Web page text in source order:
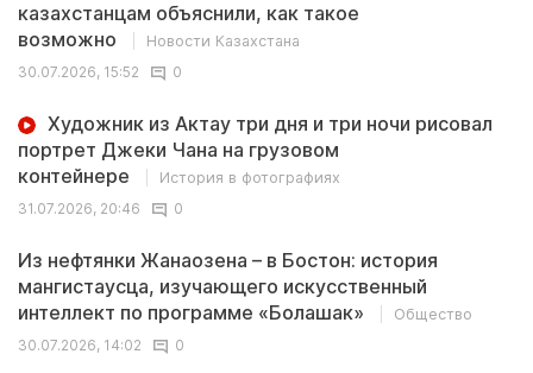
казахстанцам объяснили, как такое
возможно
Новости Казахстана
30.07.2026, 15:52
0
Художник из Актау три дня и три ночи рисовал
портрет Джеки Чана на грузовом
контейнере
История в фотографиях
31.07.2026, 20:46
0
Из нефтянки Жанаозена – в Бостон: история
мангистаусца, изучающего искусственный
интеллект по программе «Болашак»
Общество
30.07.2026, 14:02
0